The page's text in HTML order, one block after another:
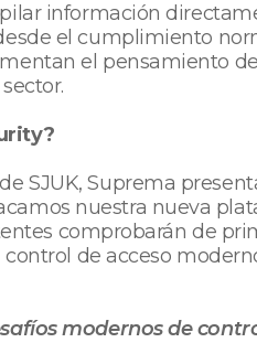
información
el cumplimiento
el pensamiento
SJUK, Suprema
nuestra nueva
comprobarán de
de acceso
modernos de